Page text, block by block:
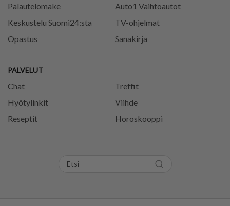
Palautelomake
Keskustelu Suomi24:sta
Opastus
PALVELUT
Chat
Treffit
Hyötylinkit
Viihde
Reseptit
Horoskooppi
Auto1 Vaihtoautot
TV-ohjelmat
Sanakirja